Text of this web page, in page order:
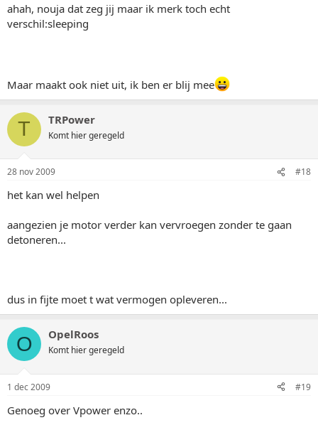
ahah, nouja dat zeg jij maar ik merk toch echt
verschil:sleeping
Maar maakt ook niet uit, ik ben er blij mee
T TRPower
Komt hier geregeld
28 nov 2009 #18
het kan wel helpen
aangezien je motor verder kan vervroegen zonder te gaan
detoneren...
dus in fijte moet t wat vermogen opleveren...
O OpelRoos
Komt hier geregeld
1 dec 2009 #19
Genoeg over Vpower enzo..